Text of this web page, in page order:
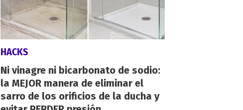
HACKS
Ni vinagre ni bicarbonato de sodio:
la MEJOR manera de eliminar el
sarro de los orificios de la ducha y